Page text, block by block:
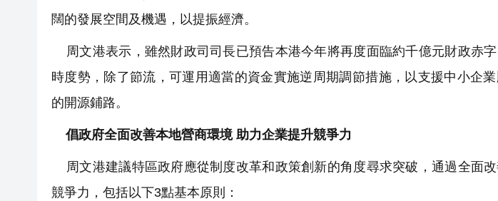
闊的發展空間及機遇，以提振經濟。
周文港表示，雖然財政司司長已預告本港今年將再度面臨約千億元財政赤
時度勢，除了節流，可運用適當的資金實施逆周期調節措施，以支援中小企
的開源鋪路。
倡政府全面改善本地營商環境 助力企業提升競爭力
周文港建議特區政府應從制度改革和政策創新的角度尋求突破，通過全面
競爭力，包括以下3點基本原則：